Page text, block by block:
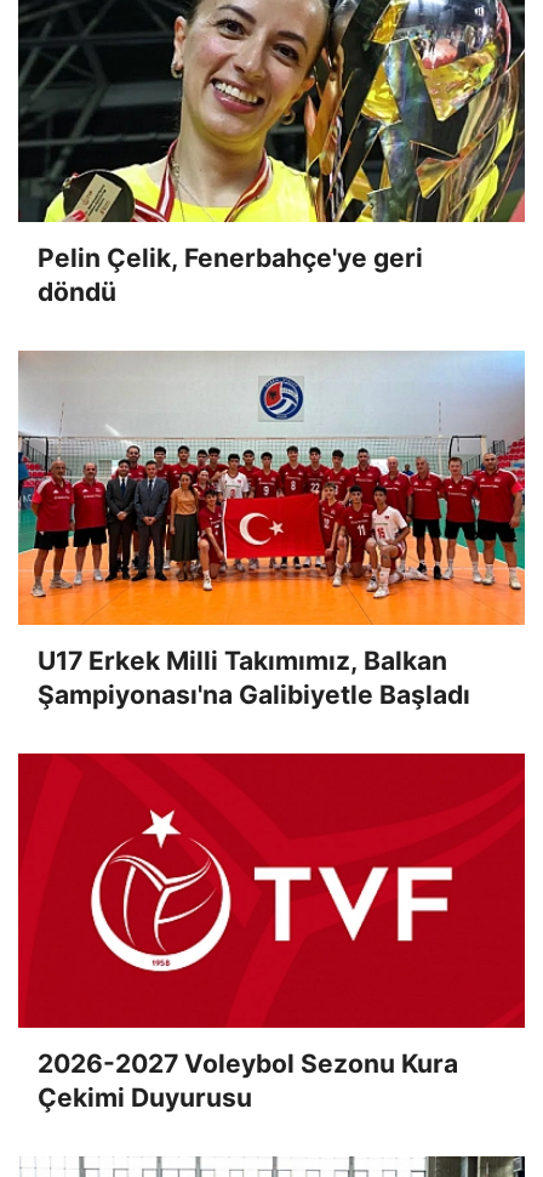
Pelin Çelik, Fenerbahçe'ye geri
döndü
U17 Erkek Milli Takımımız, Balkan
Şampiyonası'na Galibiyetle Başladı
2026-2027 Voleybol Sezonu Kura
Çekimi Duyurusu